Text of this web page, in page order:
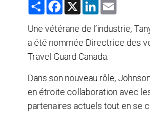
S
r
e
F
e
b
o
k
X
L
k
e
d
n
i
l
Une vétérane de l’industrie,
a été nommée Directrice des
Travel Guard Canada.
Dans son nouveau rôle,
en étroite collaboration avec
partenaires actuels tout en se